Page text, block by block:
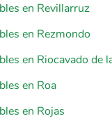
en Revillarruz
en Rezmondo
en Riocavado de
en Roa
en Rojas